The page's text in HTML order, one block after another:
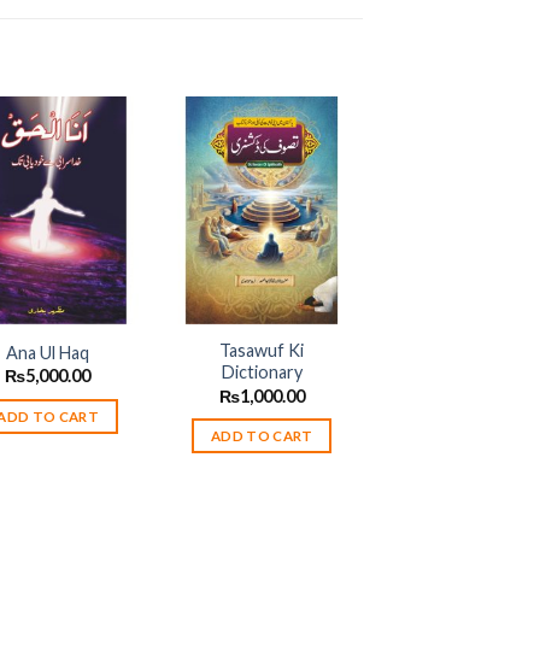
wishlist
Ana Ul Haq
₨5,000.00
TO CART
Add to
wishlist
Tasawuf Ki
Dictionary
₨1,000.00
ADD TO CART